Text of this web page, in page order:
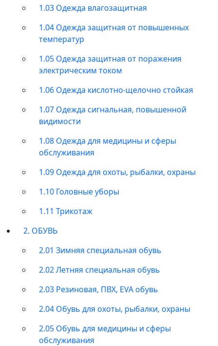
1.03 Одежда влагозащитная
1.04 Одежда защитная от повышенных
температур
1.05 Одежда защитная от поражения
электрическим током
1.06 Одежда кислотно-щелочно стойкая
1.07 Одежда сигнальная, повышенной
видимости
1.08 Одежда для медицины и сферы
обслуживания
1.09 Одежда для охоты, рыбалки, охраны
1.10 Головные уборы
1.11 Трикотаж
2. ОБУВЬ
2.01 Зимняя специальная обувь
2.02 Летняя специальная обувь
2.03 Резиновая, ПВХ, EVA обувь
2.04 Обувь для охоты, рыбалки, охраны
2.05 Обувь для медицины и сферы
обслуживания